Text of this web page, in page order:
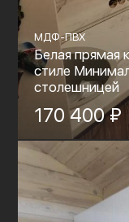
МДФ-ПВХ
Белая
стиле
столешницей
170 400 ₽